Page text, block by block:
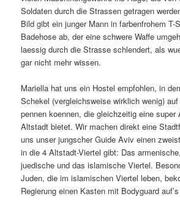
Soldaten durch die Strassen getragen
Bild gibt ein junger Mann in farbenfrohem T-
Badehose ab, der eine schwere Waffe
laessig durch die Strasse schlendert, als
gar nicht mehr wissen.
Mariella hat uns ein Hostel empfohlen, in
Schekel (vergleichsweise wirklich wenig)
pennen koennen, die gleichzeitig eine
Altstadt bietet. Wir machen direkt eine
uns unser jungscher Guide Aviv einen
in die 4 Altstadt-Viertel gibt: Das
juedische und das islamische Viertel.
Juden, die im islamischen Viertel leben,
Regierung einen Kasten mit Bodyguard